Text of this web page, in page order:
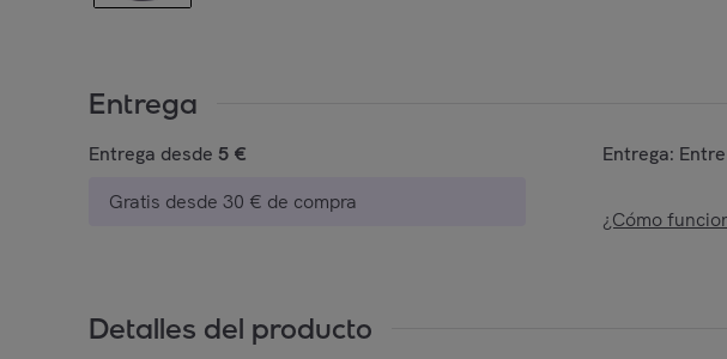
Entrega
Entrega desde 5 €
Gratis desde 30 € de compra
Entrega:
¿Cómo
Detalles del producto